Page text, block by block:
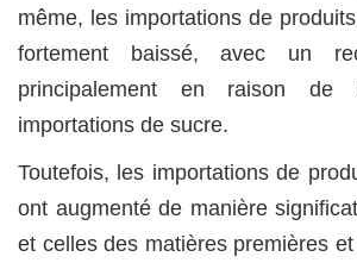
même, les importations de
fortement baissé, avec un
principalement en raison
importations de sucre.
Toutefois, les importations de
ont augmenté de manière
et celles des matières premières